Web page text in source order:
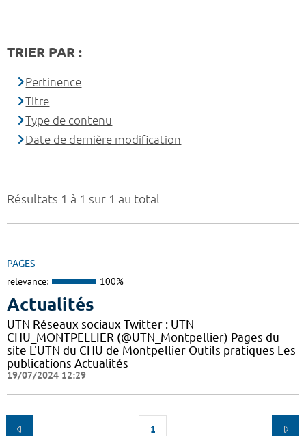
Résultats 1 à 1 sur 1 au total
PAGES
relevance: 100%
Actualités
UTN Réseaux sociaux Twitter : UTN
CHU_MONTPELLIER (@UTN_Montpellier) Pages du
site L'UTN du CHU de Montpellier Outils pratiques Les
publications Actualités
19/07/2024 12:29
1
TRIER PAR :
Pertinence
Titre
Type de contenu
Date de dernière modification